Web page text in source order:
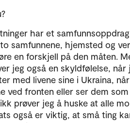
har et
samfunnene, hjemsted og
en forskjell på den måten.
jeg også en skyldfølelse, når
med livene sine i Ukraina,
ved fronten eller ser dem
prøver jeg å huske at alle
også er viktig, at små ting